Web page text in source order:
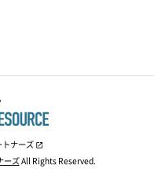
トナーズ
ーズAll Rights Reserved.